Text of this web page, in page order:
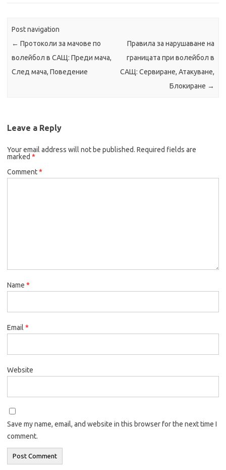
Post navigation
← Протоколи за мачове по
волейбол в САЩ: Преди мача,
След мача, Поведение
Правила за нарушаване на
границата при волейбол в
САЩ: Сервиране, Атакуване,
Блокиране →
Leave a Reply
Your email address will not be published. Required fields are
marked *
Comment*
Name *
Email *
Website
Save my name, email, and website in this browser for the next time I
comment.